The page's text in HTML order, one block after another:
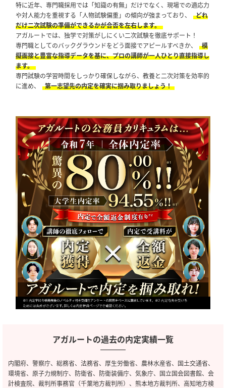
特に近年、専門職採用では「知識の有無」だけでなく、現場での適応力
や対人能力を重視する「人物試験偏重」の傾向が強まっており、
どれ
だけ二次試験の準備ができるかが合否を左右します。
アガルートでは、独学で対策がしにくい二次試験を徹底サポート！
専門職としてのバックグラウンドをどう面接でアピールすべきか、
模
擬面接と豊富な指導データを基に、プロの講師が一人ひとり直接指導し
ます。
専門試験の学習時間をしっかり確保しながら、教養と二次対策を効率的
に進め、
第一志望先の内定を確実に掴み取りましょう！
アガルートの過去の内定実績一覧
内閣府、警察庁、総務省、法務省、厚生労働省、農林水産省、国土交通省、
環境省、原子力規制庁、防衛省、防衛装備庁、気象庁、国立国会図書館、会
計検査院、裁判所事務官（千葉地方裁判所）、熊本地方裁判所、高知地方検